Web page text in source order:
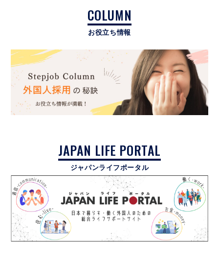
COLUMN
お役立ち情報
JAPAN LIFE PORTAL
ジャパンライフポータル